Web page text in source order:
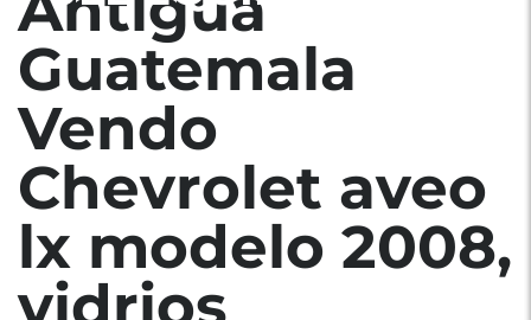
Guatemala
Vendo
Chevrolet aveo
lx modelo 2008,